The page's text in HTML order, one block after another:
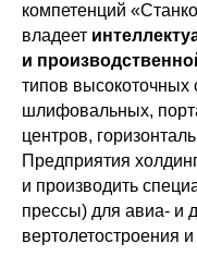
компетенций
владеет
и
типов высокоточных
шлифовальных,
центров,
Предприятия
и производить
прессы) для авиа- и
вертолетостроения